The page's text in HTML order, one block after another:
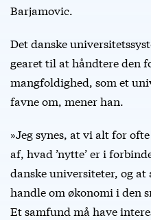
Barjamovic.
Det danske
gearet til at håndtere den
mangfoldighed, som et
favne om, mener han.
»Jeg synes, at vi alt for
af, hvad ’nytte’ er i
danske universiteter, og
handle om økonomi i den
Et samfund må have